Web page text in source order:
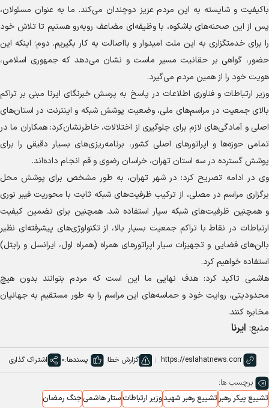
باکیفیت و شایسته به این مردم عزیز دوچندان می‌کند. ما به عنوان مسئولان،
پس از این صحنه‌های باشکوه، با وظیفه‌ای مضاعف روبه‌رو هستیم تا تلاش خود
را برای خدمتگزاری به این ملت امیدوار و بااصالت به کار بگیریم. دوم؛ اینکه این
حضور، گواهی بر حقانیت مسیر ماست و نشان می‌دهد که جمهوری اسلامی،
هویت خود را از همین مردم می‌گیرد.
وزیر ارتباطات و فناوری اطلاعات در پاسخ به پرسش خبرنگای ایرنا مبنی بر تراکم
بالای جمعیت در مراسم‌های ملی، وضعیت پوشش شبکه و اینترنت در استان‌های
اصلی و آمادگی‌های لازم برای جلوگیری از اختلالات، خاطرنشان‌کرد: همکاران ما در
تمامی حوزه‌ها و اپراتور‌های اصلی کشور، برنامه‌ریزی‌های بسیار دقیقی را برای
پوشش گسترده در سه استان تهران، خراسان رضوی و قم انجام داده‌اند.
وی در ادامه تصریح کرد: در شهر تهران، به طور مشخص برای پوشش محل
برگزاری مراسم در مصلی، از ترکیب ظرفیت‌های شبکه ثابت با محوریت فیبر نوری
و همچنین ظرفیت‌های شبکه سیار استفاده شد. همچنین برای تضمین کیفیت
ارتباطات در نقاط با تراکم جمعیت بسیار بالا، از تکنولوژی‌های پیشرفته‌ای نظیر
بالن‌های فضایی و تجهیزات سیار اپراتور‌های همراه (همراه اول، ایرانسل و رایتل)
استفاده خواهیم کرد.
هاشمی تاکید کرد: هدف نهایی ما این است که مردم بتوانند بدون هیچ
محدودیتی، روایت خود و حماسه‌های این مراسم را به طور مستقیم به جهانیان
مخابره کنند.
منبع: ایرنا
گزارش خطا پسندها:0 اشتراک گذاری
برچسب ها:
تشییع پیکر رهبر تشییع رهبر شهیدوزیر ارتباطاتستار هاشمیجنگ رمضان